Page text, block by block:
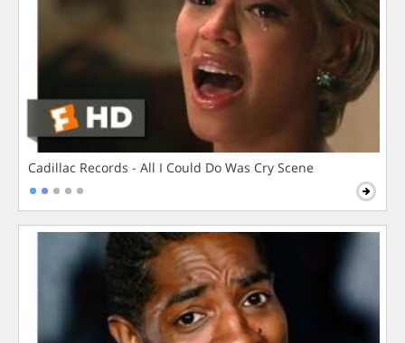
Cadillac Records - All I Could Do Was Cry Scene